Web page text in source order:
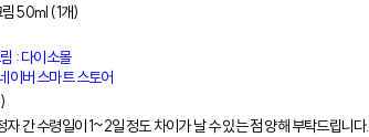
50ml (1개)
: 다이소몰
이버 스마트 스토어
간 수령일이 1~2일 정도 차이가 날 수 있는 점 양해 부탁드립니다.